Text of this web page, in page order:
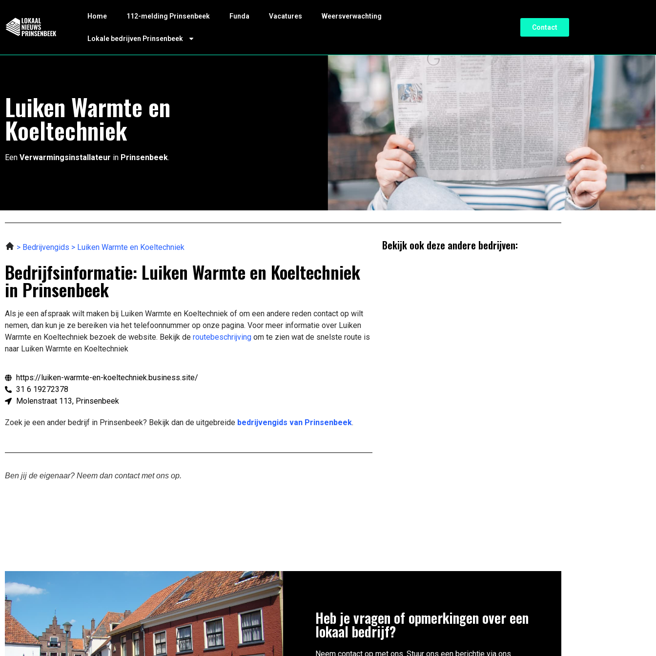
Home 112-melding Prinsenbeek Funda Vacatures Weersverwachting
Lokale bedrijven Prinsenbeek
Contact
Luiken Warmte en
Koeltechniek
Een Verwarmingsinstallateur in Prinsenbeek.
Bedrijvengids Luiken Warmte en Koeltechniek
Bedrijfsinformatie: Luiken Warmte en Koeltechniek
in Prinsenbeek
Als je een afspraak wilt maken bij Luiken Warmte en Koeltechniek of om een andere reden contact op wilt
nemen, dan kun je ze bereiken via het telefoonnummer op onze pagina. Voor meer informatie over Luiken
Warmte en Koeltechniek bezoek de website. Bekijk de routebeschrijving om te zien wat de snelste route is
naar Luiken Warmte en Koeltechniek
https://luiken-warmte-en-koeltechniek.business.site/
31 6 19272378
Molenstraat 113, Prinsenbeek
Zoek je een ander bedrijf in Prinsenbeek? Bekijk dan de uitgebreide bedrijvengids van Prinsenbeek.
Ben jij de eigenaar? Neem dan contact met ons op.
Bekijk ook deze andere bedrijven:
Heb je vragen of opmerkingen over een
lokaal bedrijf?
Neem contact op met ons. Stuur ons een berichtje via ons